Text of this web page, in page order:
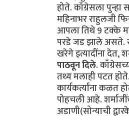
होते. काँग्रेसला
महिनाभर राहुलजी
आपला तिथे 9 टक्के
परडे जड झाले असते.
खरेगे इत्यादींना देत,
पाठवून दिले.
तथ्य मलाही पटत होते.
कार्यकर्त्यांना कळत
पोहचली आहे.
अडाणी(सोन्याची